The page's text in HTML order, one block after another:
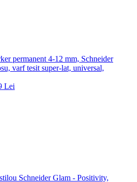
permanent 4-12 mm, Schneider
varf tesit super-lat, universal,
Lei
Schneider Glam - Positivity,